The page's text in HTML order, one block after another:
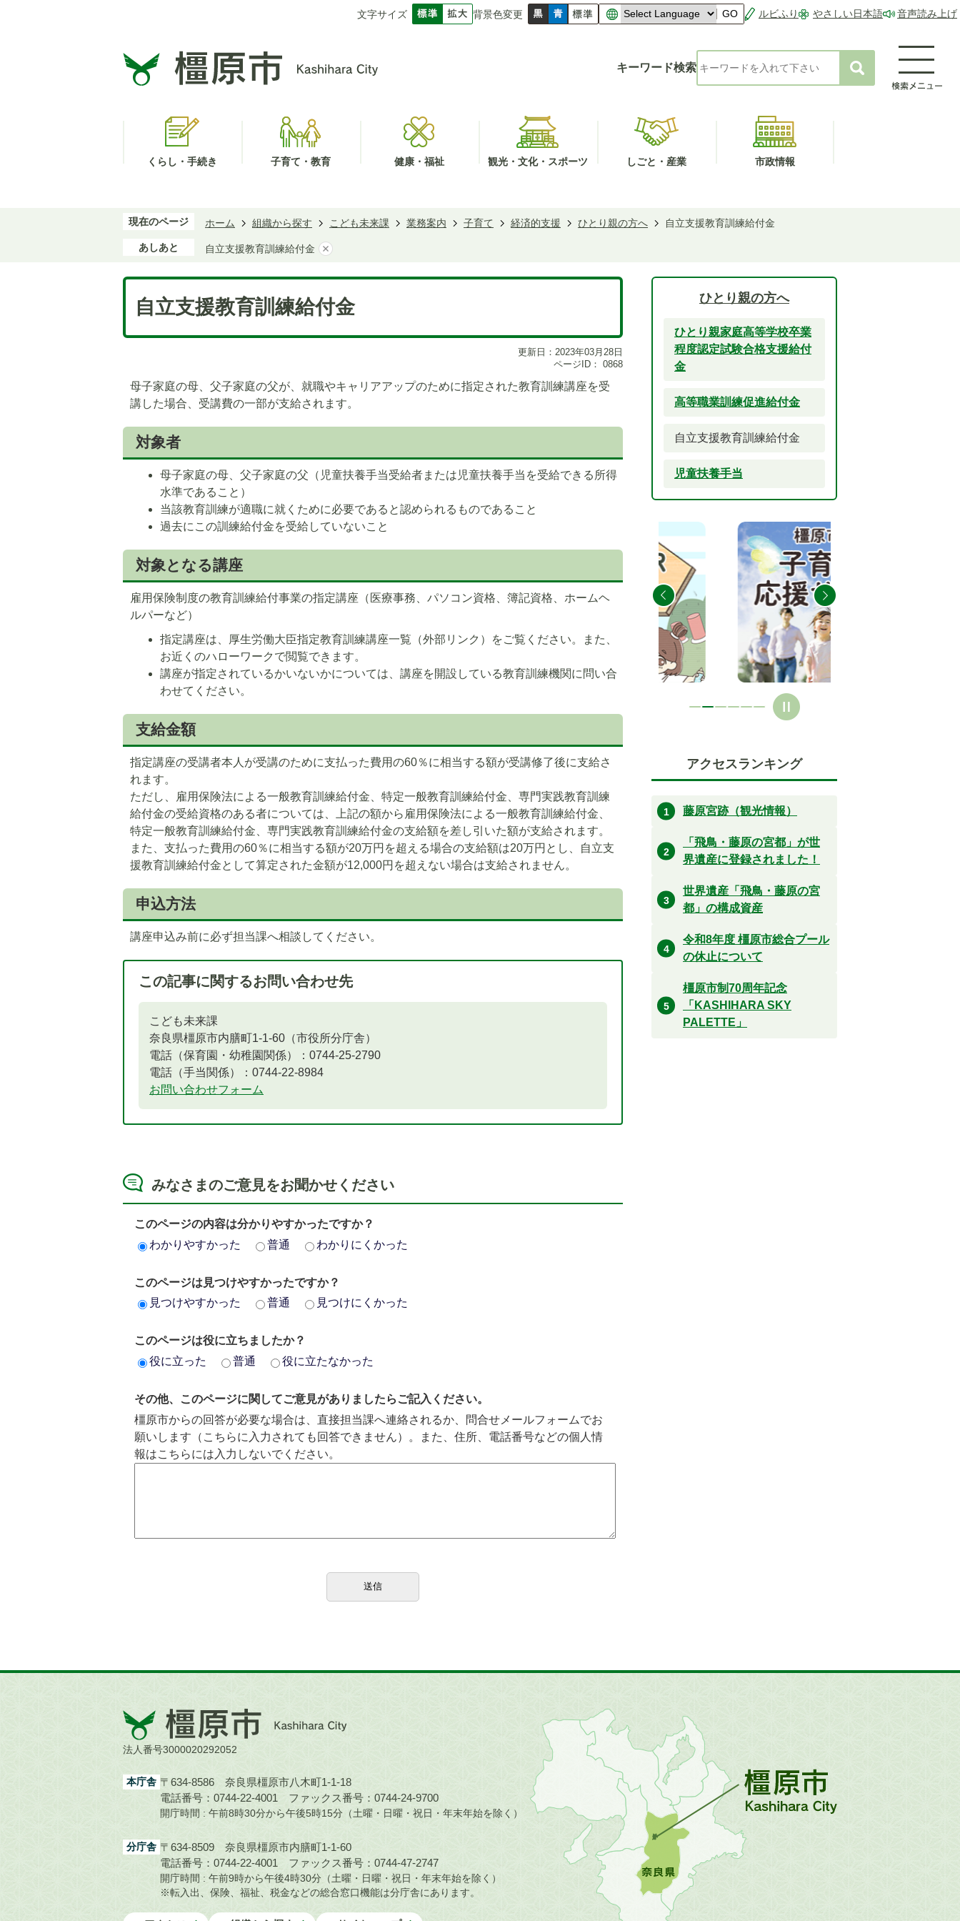
文字サイズ 背景色変更 GO ルビふり やさしい日本語 音声読み上げ
キーワード検索
くらし・手続き 子育て・教育 健康・福祉 観光・文化・スポーツ しごと・産業 市政情報
現在のページ ホーム 組織から探す こども未来課 業務案内 子育て 経済的支援 ひとり親の方へ 自立支援教育訓練給付金
あしあと 自立支援教育訓練給付金
自立支援教育訓練給付金
更新日：2023年03月28日
ページID： 0868
母子家庭の母、父子家庭の父が、就職やキャリアアップのために指定された教育訓練講座を受
講した場合、受講費の一部が支給されます。
対象者
母子家庭の母、父子家庭の父（児童扶養手当受給者または児童扶養手当を受給できる所得
水準であること）
当該教育訓練が適職に就くために必要であると認められるものであること
過去にこの訓練給付金を受給していないこと
対象となる講座
雇用保険制度の教育訓練給付事業の指定講座（医療事務、パソコン資格、簿記資格、ホームヘ
ルパーなど）
指定講座は、厚生労働大臣指定教育訓練講座一覧（外部リンク）をご覧ください。また、
お近くのハローワークで閲覧できます。
講座が指定されているかいないかについては、講座を開設している教育訓練機関に問い合
わせてください。
支給金額
指定講座の受講者本人が受講のために支払った費用の60％に相当する額が受講修了後に支給さ
れます。
ただし、雇用保険法による一般教育訓練給付金、特定一般教育訓練給付金、専門実践教育訓練
給付金の受給資格のある者については、上記の額から雇用保険法による一般教育訓練給付金、
特定一般教育訓練給付金、専門実践教育訓練給付金の支給額を差し引いた額が支給されます。
また、支払った費用の60％に相当する額が20万円を超える場合の支給額は20万円とし、自立支
援教育訓練給付金として算定された金額が12,000円を超えない場合は支給されません。
申込方法
講座申込み前に必ず担当課へ相談してください。
この記事に関するお問い合わせ先
こども未来課
奈良県橿原市内膳町1-1-60（市役所分庁舎）
電話（保育園・幼稚園関係）：0744-25-2790
電話（手当関係）：0744-22-8984​​​​​​​
お問い合わせフォーム
みなさまのご意見をお聞かせください
このページの内容は分かりやすかったですか？
わかりやすかった
普通 わかりにくかった
このページは見つけやすかったですか？
見つけやすかった
普通 見つけにくかった
このページは役に立ちましたか？
役に立った
普通 役に立たなかった
その他、このページに関してご意見がありましたらご記入ください。
橿原市からの回答が必要な場合は、直接担当課へ連絡されるか、問合せメールフォームでお
願いします（こちらに入力されても回答できません）。また、住所、電話番号などの個人情
報はこちらには入力しないでください。
ひとり親の方へ
ひとり親家庭高等学校卒業
程度認定試験合格支援給付
金
高等職業訓練促進給付金
自立支援教育訓練給付金
児童扶養手当
6
枚
の
ス
イ
ド
枚
の
ス
イ
枚
目
の
ス
ラ
イ
ド
アクセスランキング
藤原宮跡（観光情報）
「飛鳥・藤原の宮都」が世
界遺産に登録されました！
世界遺産「飛鳥・藤原の宮
都」の構成資産
令和8年度 橿原市総合プール
の休止について
橿原市制70周年記念
「KASHIHARA SKY
PALETTE」
橿
原
市
City
法人番号3000020292052
本庁舎 〒634-8586 奈良県橿原市八木町1-1-18
電話番号：0744-22-4001 ファックス番号：0744-24-9700
開庁時間 : 午前8時30分から午後5時15分（土曜・日曜・祝日・年末年始を除く）
分庁舎 〒634-8509 奈良県橿原市内膳町1-1-60
電話番号：0744-22-4001 ファックス番号：0744-47-2747
開庁時間 : 午前9時から午後4時30分（土曜・日曜・祝日・年末年始を除く）
※転入出、保険、福祉、税金などの総合窓口機能は分庁舎にあります。
の
地
図。